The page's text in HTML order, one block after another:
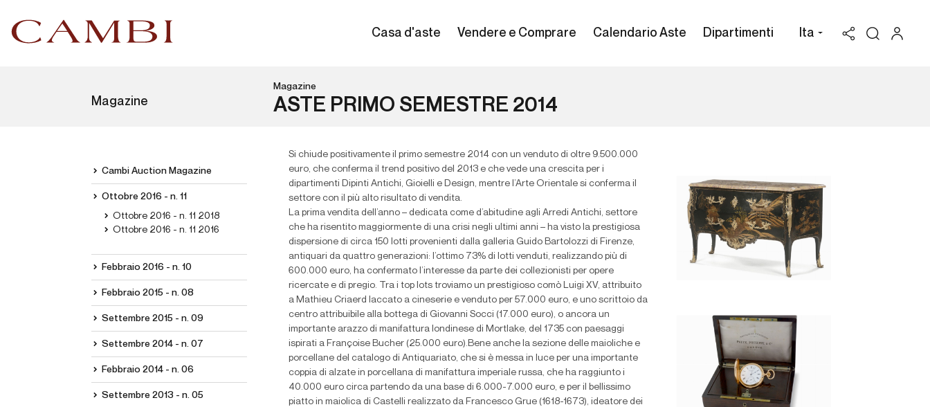
Casa d'aste Vendere e Comprare Calendario Aste Dipartimenti Ita
Magazine
Magazine
ASTE PRIMO SEMESTRE 2014
Cambi Auction Magazine
Ottobre 2016 - n. 11
Ottobre 2016 - n. 11 2018
Ottobre 2016 - n. 11 2016
Febbraio 2016 - n. 10
Febbraio 2015 - n. 08
Settembre 2015 - n. 09
Settembre 2014 - n. 07
Febbraio 2014 - n. 06
Settembre 2013 - n. 05
Si chiude positivamente il primo semestre 2014 con un venduto di oltre 9.500.000
euro, che conferma il trend positivo del 2013 e che vede una crescita per i
dipartimenti Dipinti Antichi, Gioielli e Design, mentre l’Arte Orientale si conferma il
settore con il più alto risultato di vendita.
La prima vendita dell’anno – dedicata come d’abitudine agli Arredi Antichi, settore
che ha risentito maggiormente di una crisi negli ultimi anni – ha visto la prestigiosa
dispersione di circa 150 lotti provenienti dalla galleria Guido Bartolozzi di Firenze,
antiquari da quattro generazioni: l’ottimo 73% di lotti venduti, realizzando più di
600.000 euro, ha confermato l’interesse da parte dei collezionisti per opere
ricercate e di pregio. Tra i top lots troviamo un prestigioso comò Luigi XV, attribuito
a Mathieu Criaerd laccato a cineserie e venduto per 57.000 euro, e uno scrittoio da
centro attribuibile alla bottega di Giovanni Socci (17.000 euro), o ancora un
importante arazzo di manifattura londinese di Mortlake, del 1735 con paesaggi
ispirati a Françoise Bucher (25.000 euro).Bene anche la sezione delle maioliche e
porcellane del catalogo di Antiquariato, che si è messa in luce per una importante
coppia di alzate in porcellana di manifattura imperiale russa, che ha raggiunto i
40.000 euro circa partendo da una base di 6.000-7.000 euro, e per il bellissimo
piatto in maiolica di Castelli realizzato da Francesco Grue (1618-1673), ideatore dei